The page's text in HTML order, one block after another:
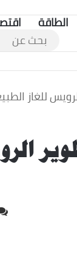
الطاقة
الطبيعي بـ5.5